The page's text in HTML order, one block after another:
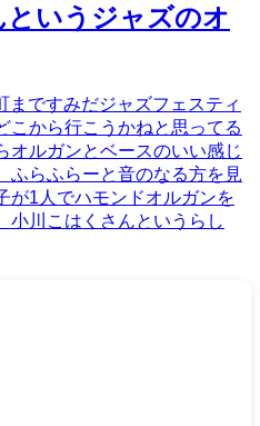
いうジャズのオ
まですみだジャズフェスティ
こから行こうかねと思ってる
オルガンとベースのいい感じ
ふらふらーと音のなる方を見
が1人でハモンドオルガンを
小川こはくさんというらし